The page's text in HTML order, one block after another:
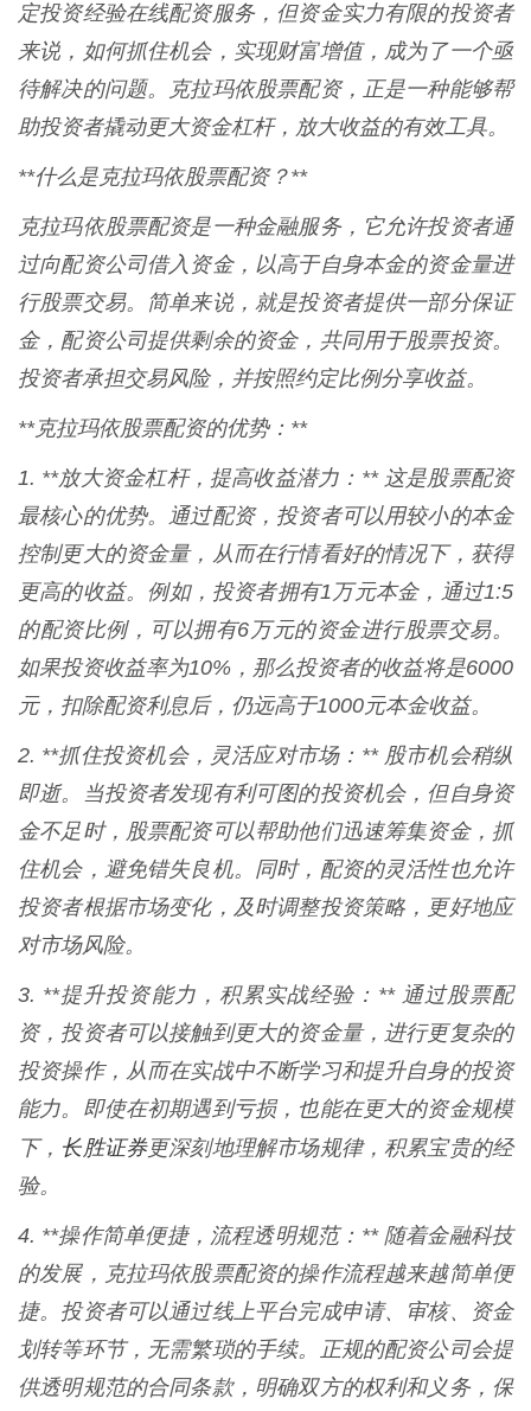
定投资经验在线配资服务，但资金实力有限的投资者
来说，如何抓住机会，实现财富增值，成为了一个亟
待解决的问题。克拉玛依股票配资，正是一种能够帮
助投资者撬动更大资金杠杆，放大收益的有效工具。
**什么是克拉玛依股票配资？**
克拉玛依股票配资是一种金融服务，它允许投资者通
过向配资公司借入资金，以高于自身本金的资金量进
行股票交易。简单来说，就是投资者提供一部分保证
金，配资公司提供剩余的资金，共同用于股票投资。
投资者承担交易风险，并按照约定比例分享收益。
**克拉玛依股票配资的优势：**
1. **放大资金杠杆，提高收益潜力：** 这是股票配资
最核心的优势。通过配资，投资者可以用较小的本金
控制更大的资金量，从而在行情看好的情况下，获得
更高的收益。例如，投资者拥有1万元本金，通过1:5
的配资比例，可以拥有6万元的资金进行股票交易。
如果投资收益率为10%，那么投资者的收益将是6000
元，扣除配资利息后，仍远高于1000元本金收益。
2. **抓住投资机会，灵活应对市场：** 股市机会稍纵
即逝。当投资者发现有利可图的投资机会，但自身资
金不足时，股票配资可以帮助他们迅速筹集资金，抓
住机会，避免错失良机。同时，配资的灵活性也允许
投资者根据市场变化，及时调整投资策略，更好地应
对市场风险。
3. **提升投资能力，积累实战经验：** 通过股票配
资，投资者可以接触到更大的资金量，进行更复杂的
投资操作，从而在实战中不断学习和提升自身的投资
能力。即使在初期遇到亏损，也能在更大的资金规模
下， 长胜证券更深刻地理解市场规律，积累宝贵的经
验。
4. **操作简单便捷，流程透明规范：** 随着金融科技
的发展，克拉玛依股票配资的操作流程越来越简单便
捷。投资者可以通过线上平台完成申请、审核、资金
划转等环节，无需繁琐的手续。正规的配资公司会提
供透明规范的合同条款，明确双方的权利和义务，保